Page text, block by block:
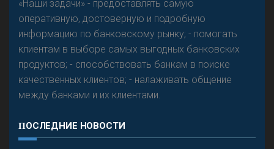
«Наши задачи» - предоставлять самую
оперативную, достоверную и подробную
информацию по банковскому рынку; - помогать
клиентам в выборе самых выгодных банковских
продуктов; - способствовать банкам в поиске
качественных клиентов; - налаживать общение
между банками и их клиентами.
ПОСЛЕДНИЕ НОВОСТИ